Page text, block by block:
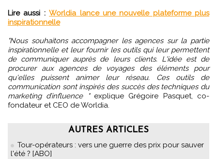
Lire aussi : Worldia lance une nouvelle plateforme plus
inspirationnelle
"Nous souhaitons accompagner les agences sur la partie
inspirationnelle et leur fournir les outils qui leur permettent
de communiquer auprès de leurs clients. L'idée est de
procurer aux agences de voyages des éléments pour
qu'elles puissent animer leur réseau. Ces outils de
communication sont inspirés des succès des techniques du
marketing d’influence "explique Grégoire Pasquet, co-
fondateur et CEO de Worldia.
AUTRES ARTICLES
Tour-opérateurs : vers une guerre des prix pour sauver
l'été ? [ABO]